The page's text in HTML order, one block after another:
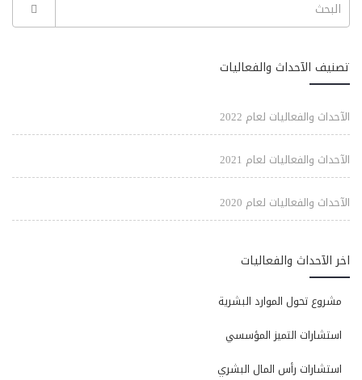
تصنيف الآحداث والفعاليات
الآحداث والفعاليات لعام 2022
الآحداث والفعاليات لعام 2021
الآحداث والفعاليات لعام 2020
اخر الآحداث والفعاليات
مشروع تحول الموارد البشرية
استشارات التميز المؤسسي
استشارات رأس المال البشري